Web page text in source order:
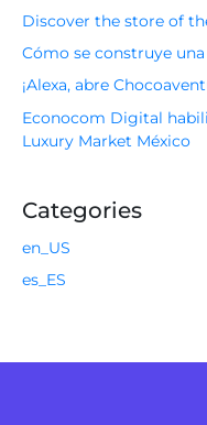
Discover the store of
Cómo se construye
¡Alexa, abre
Econocom Digital
Luxury Market México
Categories
en_US
es_ES